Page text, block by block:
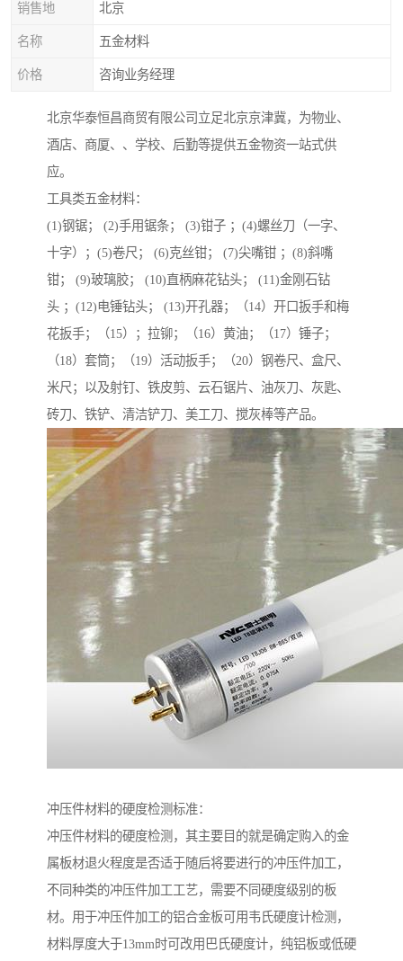
销售地 北京
名称 五金材料
价格 咨询业务经理
北京华泰恒昌商贸有限公司立足北京京津冀，为物业、
酒店、商厦、、学校、后勤等提供五金物资一站式供
应。
工具类五金材料：
(1)钢锯； (2)手用锯条； (3)钳子 ；(4)螺丝刀（一字、
十字）；(5)卷尺； (6)克丝钳； (7)尖嘴钳 ；(8)斜嘴
钳； (9)玻璃胶； (10)直柄麻花钻头； (11)金刚石钻
头 ；(12)电锤钻头； (13)开孔器；（14）开口扳手和梅
花扳手；（15）；拉铆；（16）黄油；（17）锤子；
（18）套筒；（19）活动扳手；（20）钢卷尺、盒尺、
米尺；以及射钉、铁皮剪、云石锯片、油灰刀、灰匙、
砖刀、铁铲、清洁铲刀、美工刀、搅灰棒等产品。
冲压件材料的硬度检测标准：
冲压件材料的硬度检测，其主要目的就是确定购入的金
属板材退火程度是否适于随后将要进行的冲压件加工，
不同种类的冲压件加工工艺，需要不同硬度级别的板
材。用于冲压件加工的铝合金板可用韦氏硬度计检测，
材料厚度大于13mm时可改用巴氏硬度计，纯铝板或低硬